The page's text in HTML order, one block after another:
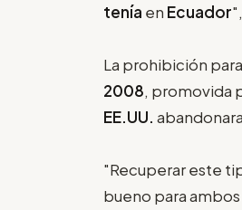
tenía en Ecuador
La prohibición
2008, promovida
EE.UU.
"Recuperar este
bueno para